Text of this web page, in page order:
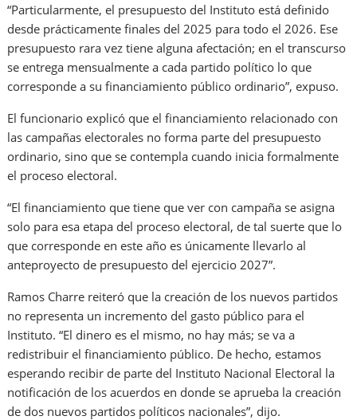
“Particularmente, el presupuesto del Instituto está definido
desde prácticamente finales del 2025 para todo el 2026. Ese
presupuesto rara vez tiene alguna afectación; en el transcurso
se entrega mensualmente a cada partido político lo que
corresponde a su financiamiento público ordinario”, expuso.
El funcionario explicó que el financiamiento relacionado con
las campañas electorales no forma parte del presupuesto
ordinario, sino que se contempla cuando inicia formalmente
el proceso electoral.
“El financiamiento que tiene que ver con campaña se asigna
solo para esa etapa del proceso electoral, de tal suerte que lo
que corresponde en este año es únicamente llevarlo al
anteproyecto de presupuesto del ejercicio 2027”.
Ramos Charre reiteró que la creación de los nuevos partidos
no representa un incremento del gasto público para el
Instituto. “El dinero es el mismo, no hay más; se va a
redistribuir el financiamiento público. De hecho, estamos
esperando recibir de parte del Instituto Nacional Electoral la
notificación de los acuerdos en donde se aprueba la creación
de dos nuevos partidos políticos nacionales”, dijo.